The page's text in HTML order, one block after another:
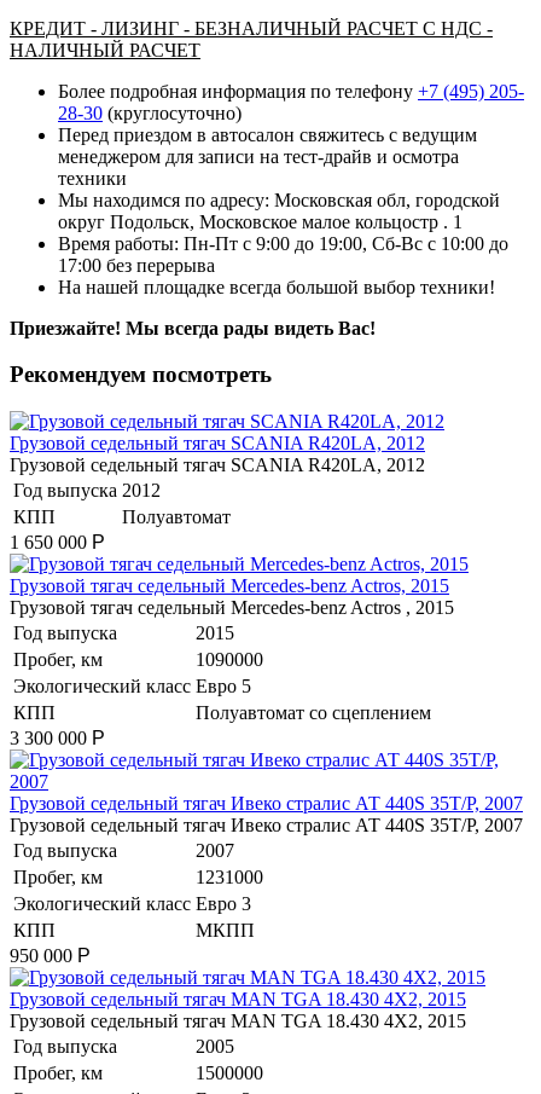
КРЕДИТ - ЛИЗИНГ - БЕЗНАЛИЧНЫЙ РАСЧЕТ С НДС -
НАЛИЧНЫЙ РАСЧЕТ
Более подробная информация по телефону +7 (495) 205-
28-30 (круглосуточно)
Перед приездом в автосалон свяжитесь с ведущим
менеджером для записи на тест-драйв и осмотра
техники
Мы находимся по адресу: Московская обл, городской
округ Подольск, Московское малое кольцостр . 1
Время работы: Пн-Пт с 9:00 до 19:00, Сб-Вс с 10:00 до
17:00 без перерыва
На нашей площадке всегда большой выбор техники!
Приезжайте! Мы всегда рады видеть Вас!
Рекомендуем посмотреть
Грузовой седельный тягач SCANIA R420LA, 2012
Грузовой седельный тягач SCANIA R420LA, 2012
Год выпуска 2012
КПП
Полуавтомат
1 650 000 Р
Грузовой тягач седельный Mercedes-benz Actros, 2015
Грузовой тягач седельный Mercedes-benz Actros , 2015
Год выпуска
2015
Пробег, км
1090000
Экологический класс Евро 5
КПП
Полуавтомат со сцеплением
3 300 000 Р
Грузовой седельный тягач Ивеко стралис АТ 440S 35T/P, 2007
Грузовой седельный тягач Ивеко стралис АТ 440S 35T/P, 2007
Год выпуска
2007
Пробег, км
1231000
Экологический класс Евро 3
КПП
МКПП
950 000 Р
​Грузовой седельный тягач MAN TGA 18.430 4X2, 2015
​Грузовой седельный тягач MAN TGA 18.430 4X2, 2015
Год выпуска
2005
Пробег, км
1500000